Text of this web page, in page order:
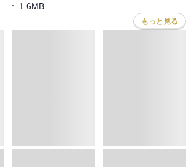
: 1.6MB
もっと見る